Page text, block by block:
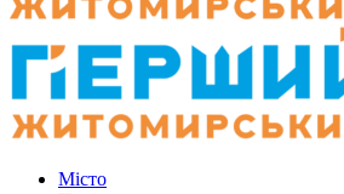
Місто